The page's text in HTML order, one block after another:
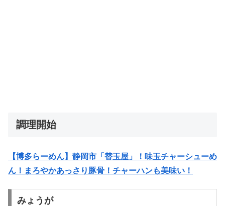
調理開始
【博多らーめん】静岡市「替玉屋」！味玉チャーシューめ
ん！まろやかあっさり豚骨！チャーハンも美味い！
みょうが